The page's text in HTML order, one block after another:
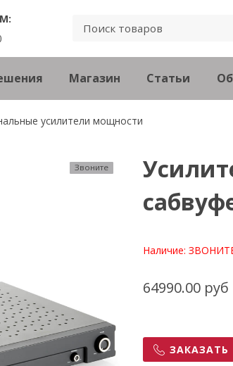
Магазин Статьи
усилители мощности
Звоните
Наличие:
64990.00 руб
ЗАКАЗАТЬ